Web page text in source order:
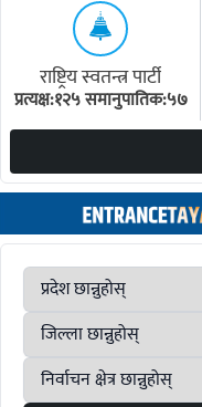
राष्ट्रिय स्वतन्त्र पार्टी
प्रत्यक्ष:१२५ समानुपातिक:५७